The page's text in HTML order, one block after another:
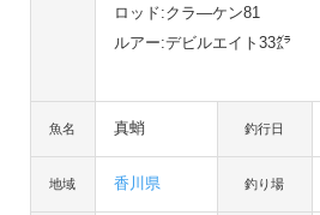
ロッド:クラ―ケン81
ルアー:デビルエイト33㌘
魚名 真蛸 釣行日
地域 香川県 釣り場